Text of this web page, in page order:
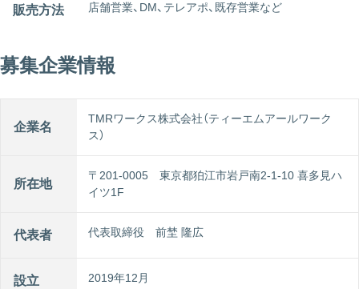
販売方法 店舗営業、DM、テレアポ、既存営業など
募集企業情報
企業名
TMRワークス株式会社（ティーエムアールワーク
ス）
所在地
〒201-0005 東京都狛江市岩戸南2-1-10 喜多見ハ
イツ1F
代表者 代表取締役 前埜 隆広
設立 2019年12月